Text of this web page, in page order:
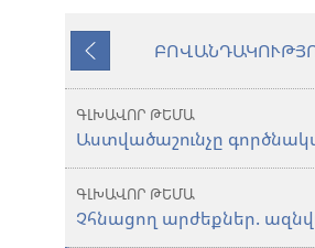
է
այսօր
Նախորդ
ԳԼԽԱՎՈՐ ԹԵՄԱ
Աստվածաշունչը
ԳԼԽԱՎՈՐ ԹԵՄԱ
Չհնացող արժեքներ.